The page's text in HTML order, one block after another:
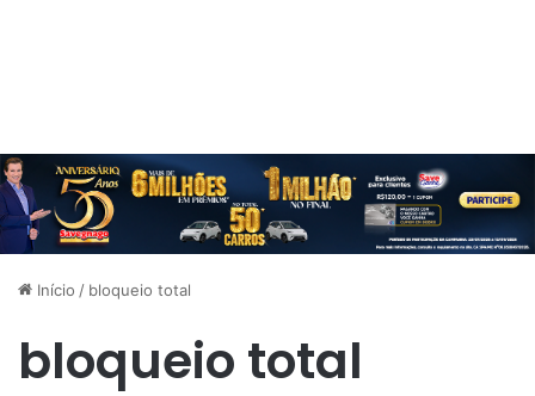
Início / bloqueio total
bloqueio total